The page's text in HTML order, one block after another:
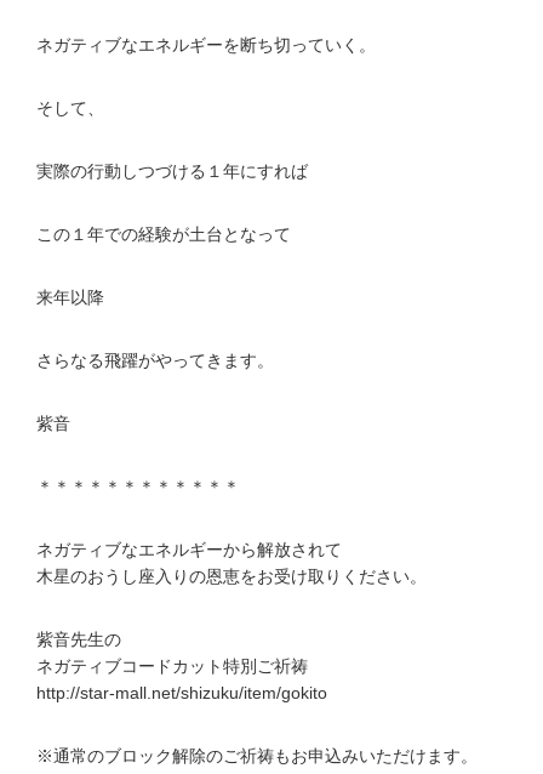
ネガティブなエネルギーを断ち切っていく。
そして、
実際の行動しつづける１年にすれば
この１年での経験が土台となって
来年以降
さらなる飛躍がやってきます。
紫音
＊＊＊＊＊＊＊＊＊＊＊＊
ネガティブなエネルギーから解放されて
木星のおうし座入りの恩恵をお受け取りください。
紫音先生の
ネガティブコードカット特別ご祈祷
http://star-mall.net/shizuku/item/gokito
※通常のブロック解除のご祈祷もお申込みいただけます。